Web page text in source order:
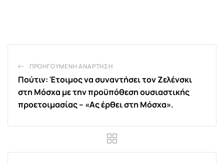
ΠΡΟΗΓΟΎΜΕΝΗ ΑΝΆΡΤΗΣΗ
Πούτιν: Έτοιμος να συναντήσει τον Ζελένσκι
στη Μόσχα με την προϋπόθεση ουσιαστικής
προετοιμασίας – «Ας έρθει στη Μόσχα».